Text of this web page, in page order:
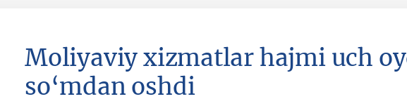
Moliyaviy xizmatlar hajmi uch
so‘mdan oshdi